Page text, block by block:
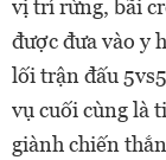
vị trí rừng, bãi
được đưa vào y
lối trận đấu
vụ cuối cùng là
giành chiến